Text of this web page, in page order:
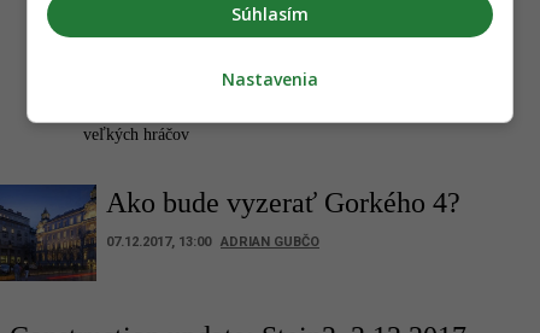
veľkých hráčov
Ako bude vyzerať Gorkého 4?
07.12.2017, 13:00 ADRIAN GUBČO
Súhlasím
Nastavenia